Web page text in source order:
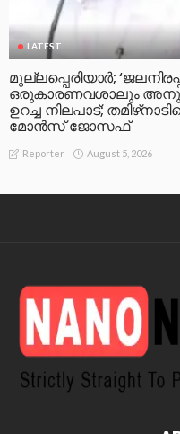
LATEST
മുല്ലപ്പെരിയാര്‍;
ഒരുകാരണവശാലും
ഉറച്ച നിലപാട്;
മോന്‍സ് ജോസഫ്
Reporter August 5, 2026